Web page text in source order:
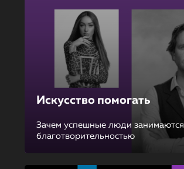
Искусство помогать
Зачем успешные люди занимаются
благотворительностью